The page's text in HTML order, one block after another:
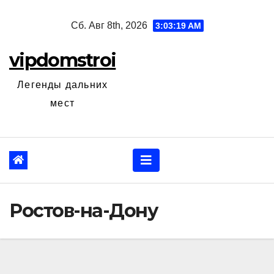
Сб. Авг 8th, 2026 3:03:20 AM
vipdomstroi
Легенды дальних
мест
Ростов-на-Дону